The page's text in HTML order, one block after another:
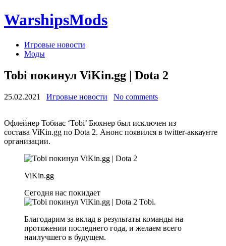
WarshipsMods
Игровые новости
Моды
Tobi покинул ViKin.gg | Dota 2
25.02.2021 Игровые новости No comments
Офлейнер Тобиас ‘Tobi’ Бюхнер был исключен из
состава ViKin.gg по Dota 2. Анонс появился в twitter-аккаунте
организации.
ViKin.gg
Сегодня нас покидает
Tobi.
Благодарим за вклад в результаты команды на
протяжении последнего года, и желаем всего
наилучшего в будущем.